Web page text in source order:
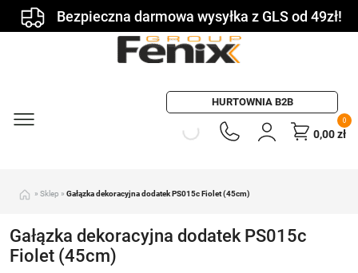
Bezpieczna darmowa wysyłka z GLS od 49zł!
HURTOWNIA B2B
0
0,00zł
» Sklep » Gałązka dekoracyjna dodatek PS015c Fiolet (45cm)
Gałązka dekoracyjna dodatek PS015c
Fiolet (45cm)